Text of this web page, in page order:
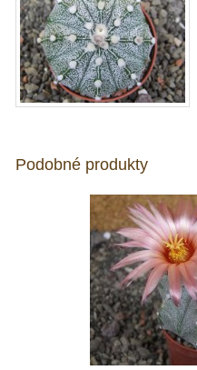
Podobné produkty